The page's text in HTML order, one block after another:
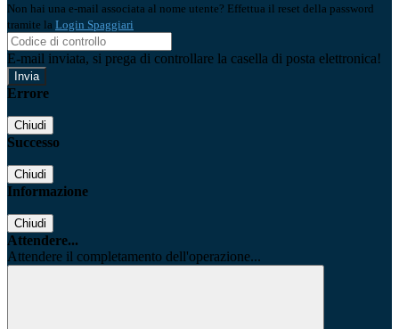
Non hai una e-mail associata al nome utente? Effettua il reset della password
tramite la Login Spaggiari
E-mail inviata, si prega di controllare la casella di posta elettronica!
Errore
Chiudi
Successo
Chiudi
Informazione
Chiudi
Attendere...
Attendere il completamento dell'operazione...